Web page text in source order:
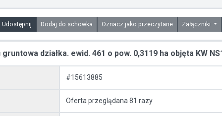
Udostępnij Dodaj do schowka Oznacz jako przeczytane Załączniki
działka. ewid. 461 o pow. 0,3119 ha objęta KW
#15613885
Oferta przeglądana 81 razy